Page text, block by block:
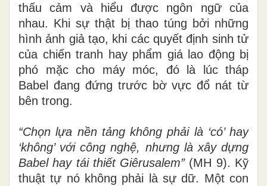
thấu cảm và hiểu được ngôn ngữ của
nhau. Khi sự thật bị thao túng bởi những
hình ảnh giả tạo, khi các quyết định sinh tử
của chiến tranh hay phẩm giá lao động bị
phó mặc cho máy móc, đó là lúc tháp
Babel đang đứng trước bờ vực đổ nát từ
bên trong.
“Chọn lựa nền tảng không phải là ‘có’ hay
‘không’ với công nghệ, nhưng là xây dựng
Babel hay tái thiết Giêrusalem” (MH 9). Kỹ
thuật tự nó không phải là sự dữ. Một con